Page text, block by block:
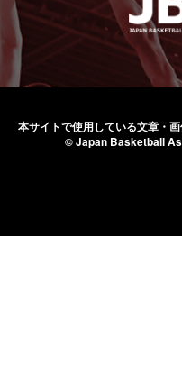
本サイトで使用している文章・
© Japan Basketball